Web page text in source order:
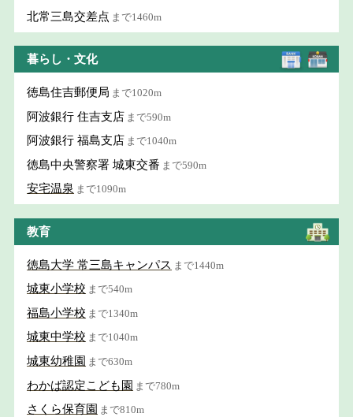
北常三島交差点 まで1460m
暮らし・文化
徳島住吉郵便局 まで1020m
阿波銀行 住吉支店 まで590m
阿波銀行 福島支店 まで1040m
徳島中央警察署 城東交番 まで590m
安宅温泉 まで1090m
教育
徳島大学 常三島キャンパス まで1440m
城東小学校 まで540m
福島小学校 まで1340m
城東中学校 まで1040m
城東幼稚園 まで630m
わかば認定こども園 まで780m
さくら保育園 まで810m